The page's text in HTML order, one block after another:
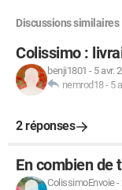
Discussions similaires
Colissimo :
benji1801 - 5 avr.
nemrod18- 5
2 réponses
En combien de
ColissimoEnvoie-